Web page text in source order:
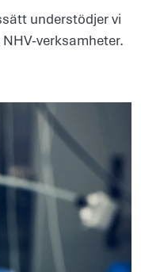
understödjer vi
verksamheter.